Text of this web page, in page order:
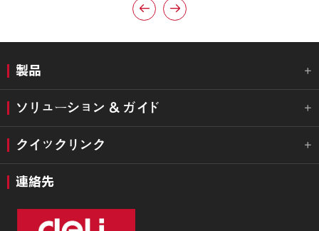
 
製品 
ソリューション & ガイド 
クイックリンク 
連絡先